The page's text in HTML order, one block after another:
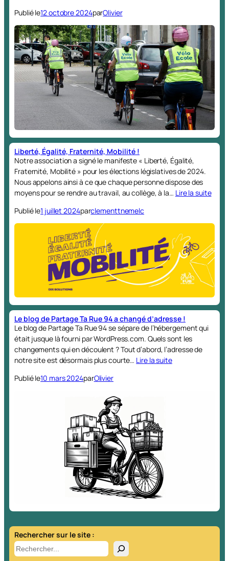
Publié le12 octobre 2024parOlivier
Liberté, Égalité, Fraternité, Mobilité !
Notre association a signé le manifeste « Liberté, Égalité,
Fraternité, Mobilité » pour les élections législatives de 2024.
Nous appelons ainsi à ce que chaque personne dispose des
moyens pour se rendre au travail, au collège, à la… Lire la suite
Publié le1 juillet 2024parclementtnemelc
Le blog de Partage Ta Rue 94 a changé d’adresse !
Le blog de Partage Ta Rue 94 se sépare de l’hébergement qui
était jusque là fourni par WordPress.com. Quels sont les
changements qui en découlent ? Tout d’abord, l’adresse de
notre site est désormais plus courte… Lire la suite
Publié le10 mars 2024parOlivier
Rechercher sur le site :
R
e